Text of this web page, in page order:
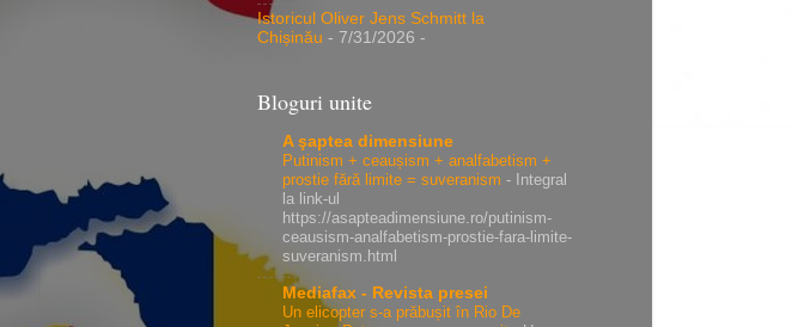
Istoricul Oliver Jens Schmitt la
Chișinău - 7/31/2026 -
Bloguri unite
A şaptea dimensiune
Putinism + ceaușism + analfabetism +
prostie fără limite = suveranism - Integral
la link-ul
https://asapteadimensiune.ro/putinism-
ceausism-analfabetism-prostie-fara-limite-
suveranism.html
Mediafax - Revista presei
Un elicopter s-a prăbușit în Rio De